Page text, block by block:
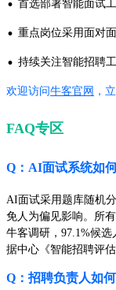
首选部署智能面试
· 重点岗位采用面对
· 持续关注智能招聘
欢迎访问牛客官网 ，
FAQ专区
Q：AI面试系统如
AI面试采用题库随机
免人为偏见影响。所
牛客调研，97.1%候
据中心《智能招聘评估
Q：招聘负责人如